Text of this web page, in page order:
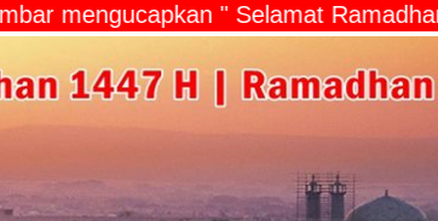
mengucapkan " Selamat